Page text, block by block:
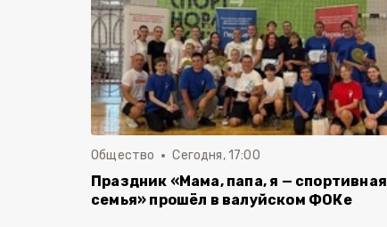
Общество Сегодня, 17:00
Праздник «Мама, папа, я — спортивная
семья» прошёл в валуйском ФОКе